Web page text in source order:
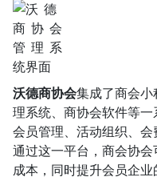
沃德商协会集成了商会
理系统、商协会软件等
会员管理、活动组织、会
通过这一平台，商会协
成本，同时提升会员企业